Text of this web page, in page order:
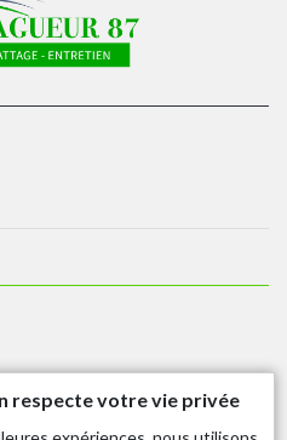
respecte votre vie privée